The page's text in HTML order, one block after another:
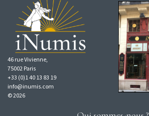
46 rue Vivienne,
75002 Paris
+33 (0)1 40 13 83 19
info@inumis.com
© 2026